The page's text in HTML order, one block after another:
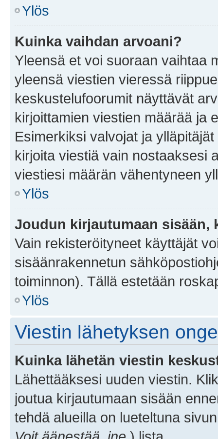
Ylös
Kuinka vaihdan arvoani?
Yleensä et voi suoraan vaihtaa
yleensä viestien vieressä
keskustelufoorumit näyttävät
kirjoittamien viestien määrää ja
Esimerkiksi valvojat ja
kirjoita viestiä vain nostaaksesi
viestiesi määrän vähentyneen
Ylös
Joudun kirjautumaan sisään,
Vain rekisteröityneet käyttäjät
sisäänrakennetun
toiminnon). Tällä estetään
Ylös
Viestin lähetyksen
Kuinka lähetän viestin
Lähettääksesi uuden viestin.
joutua kirjautumaan sisään
tehdä alueilla on lueteltuna